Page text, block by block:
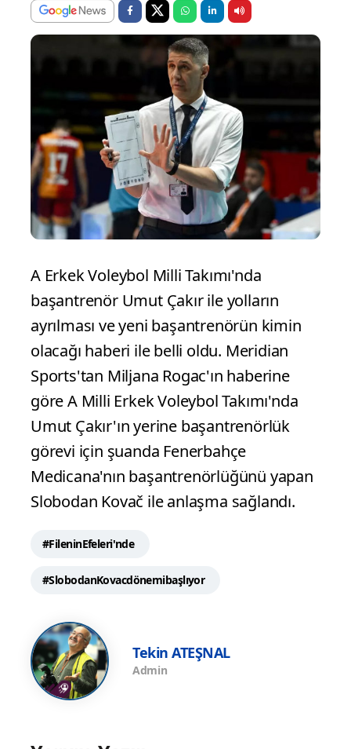
A Erkek Voleybol Milli Takımı'nda
başantrenör Umut Çakır ile yolların
ayrılması ve yeni başantrenörün kimin
olacağı haberi ile belli oldu. Meridian
Sports'tan Miljana Rogac'ın haberine
göre A Milli Erkek Voleybol Takımı'nda
Umut Çakır'ın yerine başantrenörlük
görevi için şuanda Fenerbahçe
Medicana'nın başantrenörlüğünü yapan
Slobodan Kovač ile anlaşma sağlandı.
#FileninEfeleri'nde
#SlobodanKovacdönemibaşlıyor
Tekin ATEŞNAL
Admin